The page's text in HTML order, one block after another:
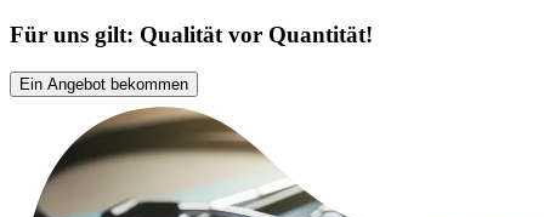
Für uns gilt: Qualität vor Quantität!
Ein Angebot bekommen